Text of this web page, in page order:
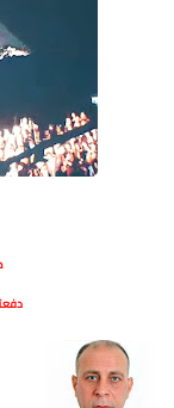
دفعتي ٢٠١٩